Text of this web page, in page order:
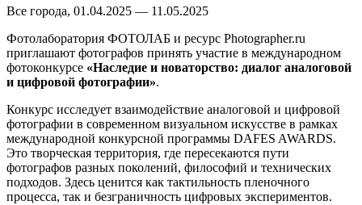
Все города, 01.04.2025 — 11.05.2025
Фотолаборатория ФОТОЛАБ и ресурс Photographer.ru
приглашают фотографов принять участие в международном
фотоконкурсе «Наследие и новаторство: диалог аналоговой
и цифровой фотографии».
Конкурс исследует взаимодействие аналоговой и цифровой
фотографии в современном визуальном искусстве в рамках
международной конкурсной программы DAFES AWARDS.
Это творческая территория, где пересекаются пути
фотографов разных поколений, философий и технических
подходов. Здесь ценится как тактильность пленочного
процесса, так и безграничность цифровых экспериментов.